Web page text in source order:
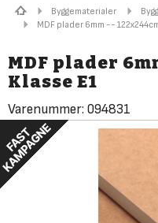
Byggematerialer
MDF plader 6mm --
MDF plader
Klasse E1
Varenummer: 094831